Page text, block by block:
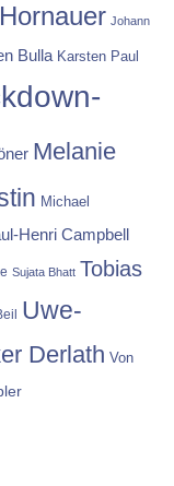
Johann
Bulla Karsten Paul
Melanie
Michael
Henri Campbell
Sujata Bhatt Tobias
Uwe-
Derlath Von